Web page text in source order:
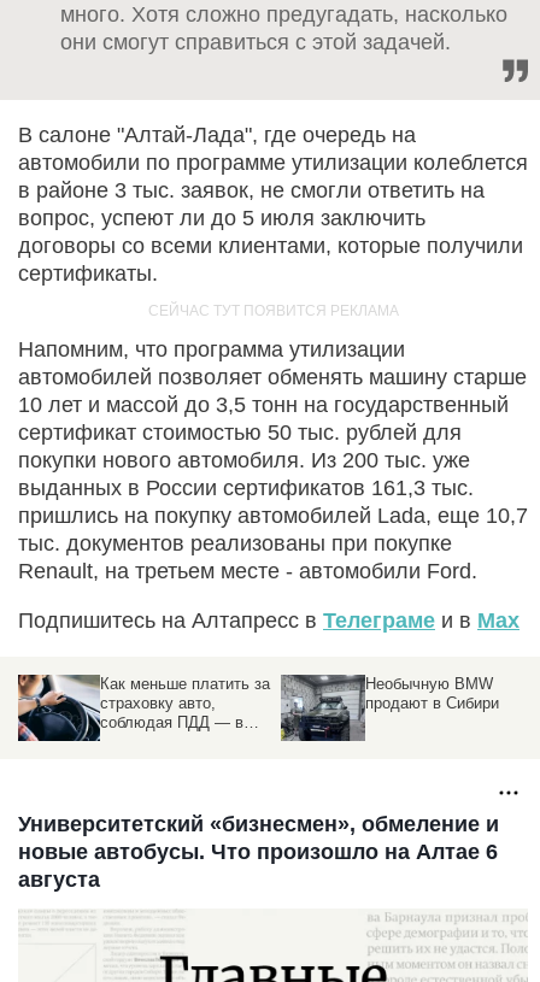
много. Хотя сложно предугадать, насколько
они смогут справиться с этой задачей.
В салоне "Алтай-Лада", где очередь на
автомобили по программе утилизации колеблется
в районе 3 тыс. заявок, не смогли ответить на
вопрос, успеют ли до 5 июля заключить
договоры со всеми клиентами, которые получили
сертификаты.
Напомним, что программа утилизации
автомобилей позволяет обменять машину старше
10 лет и массой до 3,5 тонн на государственный
сертификат стоимостью 50 тыс. рублей для
покупки нового автомобиля. Из 200 тыс. уже
выданных в России сертификатов 161,3 тыс.
пришлись на покупку автомобилей Lada, еще 10,7
тыс. документов реализованы при покупке
Renault, на третьем месте - автомобили Ford.
Подпишитесь на Алтапресс в Телеграме и в Max
Необычную BMW
продают в Сибири
Машину с идеальным
сочетанием стиля
Университетский «бизнесмен», обмеление и
новые автобусы. Что произошло на Алтае 6
августа